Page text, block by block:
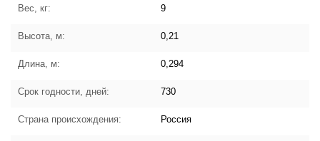
Вес, кг:
9
Высота, м: 0,21
Длина, м: 0,294
Срок годности, дней: 730
Страна происхождения: Россия